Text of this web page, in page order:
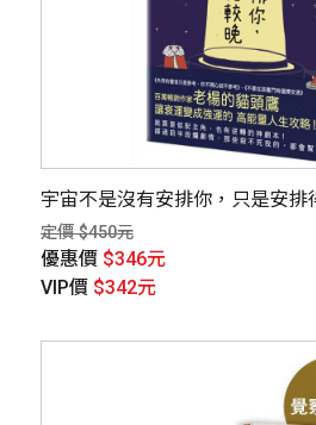
宇宙不是沒有安排你，只是安排
定價 $450元
優惠價 $346元
VIP價 $342元